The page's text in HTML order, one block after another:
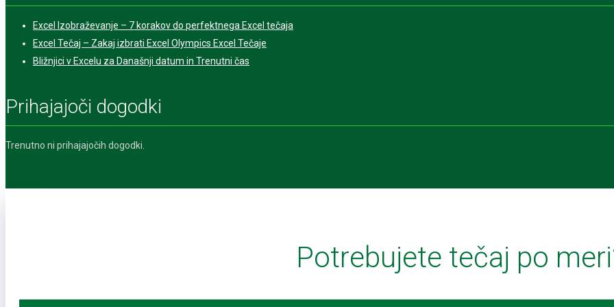
Excel Izobraževanje – 7 korakov do perfektnega Excel tečaja
Excel Tečaj – Zakaj izbrati Excel Olympics Excel Tečaje
Bližnjici v Excelu za Današnji datum in Trenutni čas
Prihajajoči dogodki
Trenutno ni prihajajočih dogodki.
Potrebujete tečaj po